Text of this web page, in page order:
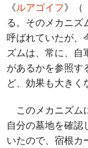
《ルアゴイフ》（
る。そのメカニズ
呼ばれていたが、
ズムは、常に、自
があるかを参照す
ど、効果も大きく
このメカニズム
自分の墓地を確認
いたので、宿根カ